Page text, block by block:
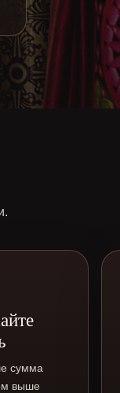
сумма
выше